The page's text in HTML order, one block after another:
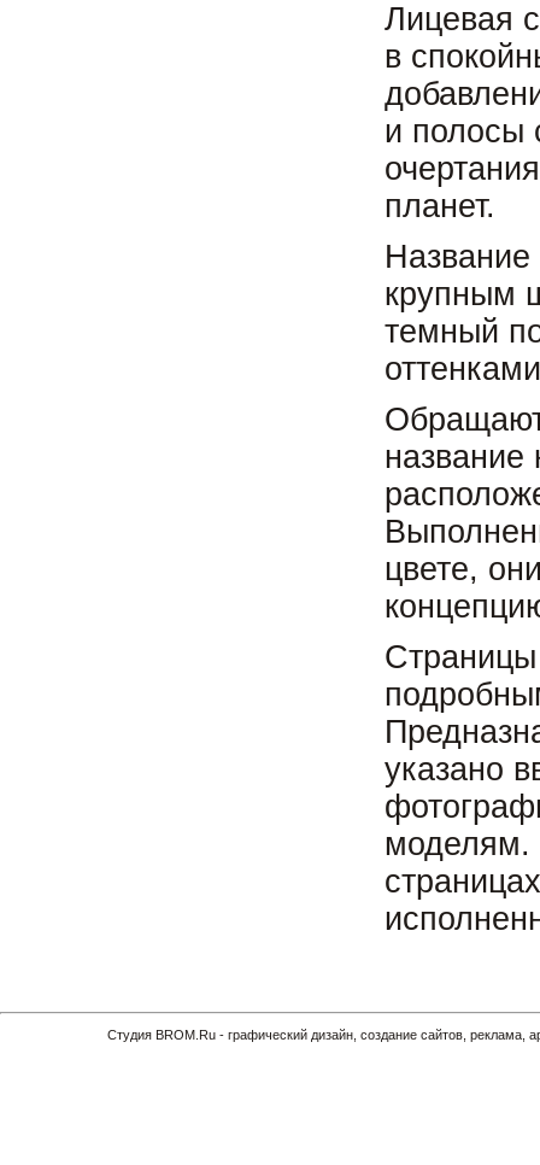
Лицевая
в
и полосы
планет.
крупным
темный
цвете,
указано
Cтудия BROM.Ru - графический дизайн, создание сайтов,